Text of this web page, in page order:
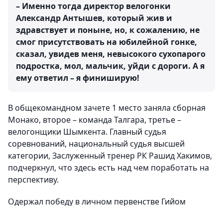
– Именно тогда директор велогонки
Александр Антышев, который жив и
здравствует и поныне, но, к сожалению, не
смог присутствовать на юбилейной гонке,
сказал, увидев меня, невысокого сухопарого
подростка, мол, мальчик, уйди с дороги. А я
ему ответил – я финиширую!
В общекомандном зачете 1 место заняла сборная
Монако, второе – команда Талгара, третье –
велогонщики Шымкента. Главный судья
соревнований, национальный судья высшей
категории, Заслуженный тренер РК Рашид Хакимов,
подчеркнул, что здесь есть над чем поработать на
перспективу.
Одержал победу в личном первенстве Гийом